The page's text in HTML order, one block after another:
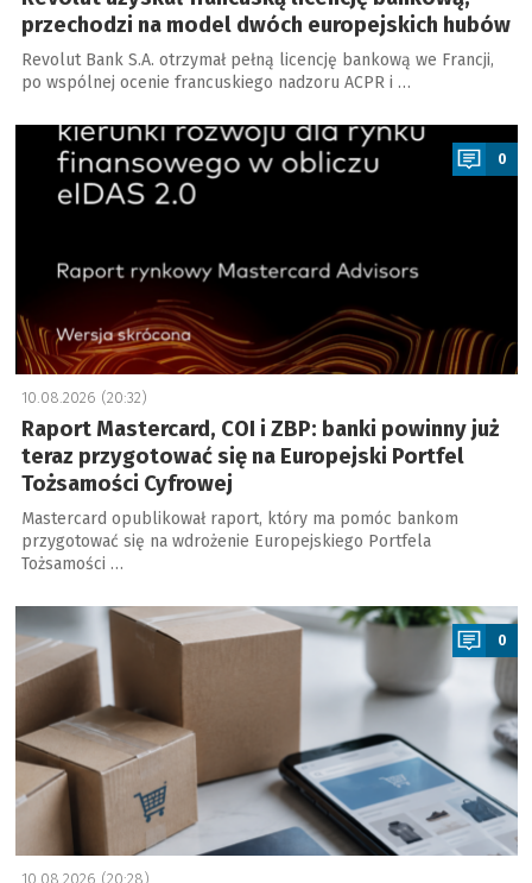
przechodzi na model dwóch europejskich hubów
Revolut Bank S.A. otrzymał pełną licencję bankową we Francji,
po wspólnej ocenie francuskiego nadzoru ACPR i …
a
0
10.08.2026 (20:32)
Raport Mastercard, COI i ZBP: banki powinny już
teraz przygotować się na Europejski Portfel
Tożsamości Cyfrowej
Mastercard opublikował raport, który ma pomóc bankom
przygotować się na wdrożenie Europejskiego Portfela
Tożsamości …
a
0
10.08.2026 (20:28)